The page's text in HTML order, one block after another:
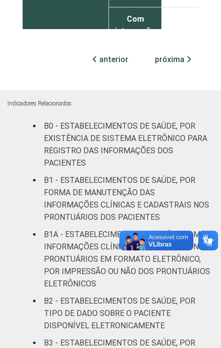
Com
internação
Serviço de
apoio à
LOCALIZAÇÃO Capital
Interior
Fonte: CGI.br/NIC.br, Centro Regional de
Estudos para o Desenvolvimento da
Sociedade da Informação (Cetic.br),
Pesquisa sobre o uso das Tecnologias de
estabelecimentos de saúde brasileiros - TIC
Saúde 2016.
anterior próxima
Indicadores Relacionados
B0 - ESTABELECIMENTOS DE SAÚDE, POR
EXISTÊNCIA DE SISTEMA ELETRÔNICO PARA
REGISTRO DAS INFORMAÇÕES DOS
PACIENTES
B1 - ESTABELECIMENTOS DE SAÚDE, POR
FORMA DE MANUTENÇÃO DAS
INFORMAÇÕES CLÍNICAS E CADASTRAIS NOS
PRONTUÁRIOS DOS PACIENTES
B1A - ESTABELECIMENTOS DE SAÚDE COM
INFORMAÇÕES CLÍNICAS E CADASTRAIS NOS
PRONTUÁRIOS EM FORMATO ELETRÔNICO,
POR IMPRESSÃO OU NÃO DOS PRONTUÁRIOS
ELETRÔNICOS
B2 - ESTABELECIMENTOS DE SAÚDE, POR
TIPO DE DADO SOBRE O PACIENTE
DISPONÍVEL ELETRONICAMENTE
B3 - ESTABELECIMENTOS DE SAÚDE, POR